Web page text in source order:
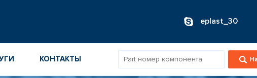
eplast_30
КОНТАКТЫ